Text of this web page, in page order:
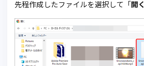
先程作成したファイルを選択して「開く